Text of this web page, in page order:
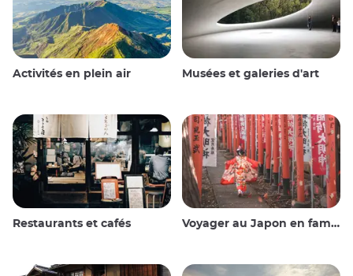
Activités en plein air Musées et galeries d'art
Restaurants et cafés Voyager au Japon en famille